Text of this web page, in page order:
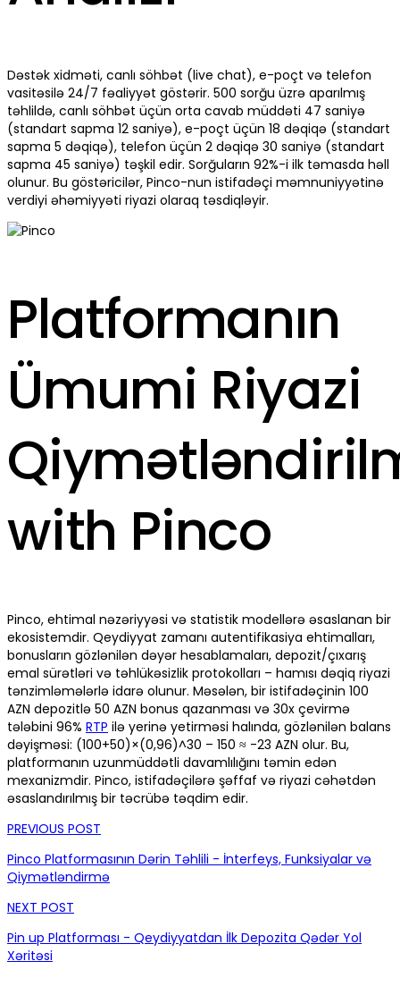
Dəstək xidməti, canlı söhbət (live chat), e-poçt və telefon
vasitəsilə 24/7 fəaliyyət göstərir. 500 sorğu üzrə aparılmış
təhlildə, canlı söhbət üçün orta cavab müddəti 47 saniyə
(standart sapma 12 saniyə), e-poçt üçün 18 dəqiqə (standart
sapma 5 dəqiqə), telefon üçün 2 dəqiqə 30 saniyə (standart
sapma 45 saniyə) təşkil edir. Sorğuların 92%-i ilk təmasda həll
olunur. Bu göstəricilər, Pinco-nun istifadəçi məmnuniyyətinə
verdiyi əhəmiyyəti riyazi olaraq təsdiqləyir.
Platformanın
Ümumi Riyazi
with Pinco
Pinco, ehtimal nəzəriyyəsi və statistik modellərə əsaslanan bir
ekosistemdir. Qeydiyyat zamanı autentifikasiya ehtimalları,
bonusların gözlənilən dəyər hesablamaları, depozit/çıxarış
emal sürətləri və təhlükəsizlik protokolları – hamısı dəqiq riyazi
tənzimləmələrlə idarə olunur. Məsələn, bir istifadəçinin 100
AZN depozitlə 50 AZN bonus qazanması və 30x çevirmə
tələbini 96% RTP ilə yerinə yetirməsi halında, gözlənilən balans
dəyişməsi: (100+50)×(0,96)^30 – 150 ≈ -23 AZN olur. Bu,
platformanın uzunmüddətli davamlılığını təmin edən
mexanizmdir. Pinco, istifadəçilərə şəffaf və riyazi cəhətdən
əsaslandırılmış bir təcrübə təqdim edir.
PREVIOUS POST
Pinco Platformasının Dərin Təhlili - İnterfeys, Funksiyalar və
Qiymətləndirmə
NEXT POST
Pin up Platforması - Qeydiyyatdan İlk Depozita Qədər Yol
Xəritəsi